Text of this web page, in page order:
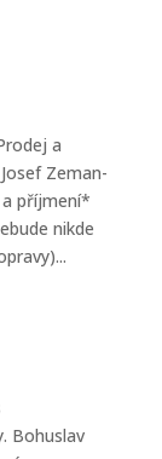
a
Zeman-
příjmení*
nikde
Bohuslav